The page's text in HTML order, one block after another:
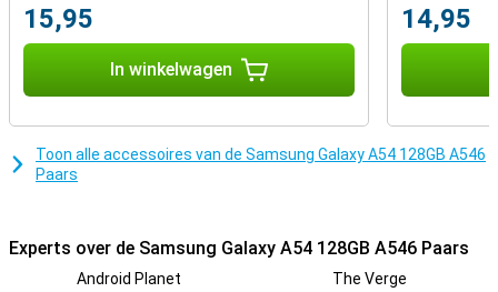
Telefoon met snelladen
De dag doorkomen is totaal geen probleem, het batterijvermogen
van deze telefoon is namelijk zeer goed. Dankzij snelladen, is de
batterij van deze Samsung Galaxy A54 binnen no time weer
helemaal opgeladen. Zo hoef je niet lang te wachten voor je je
15,95
In winkelwagen
14,95
Toon alle accessoires van de Samsung Galaxy A54 128GB A546
Paars
Experts over de Samsung Galaxy A54 128GB A546 Paars
Android Planet The Verge